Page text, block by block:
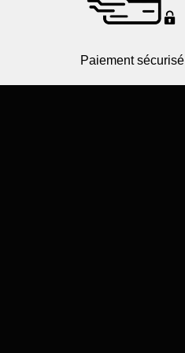
Paiement sécurisé